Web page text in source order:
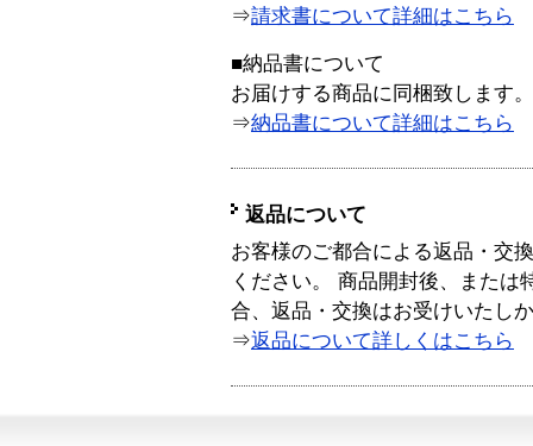
⇒請求書について詳細はこちら
■納品書について
お届けする商品に同梱致します。
⇒納品書について詳細はこちら
返品について
お客様のご都合による返品・交
ください。 商品開封後、または
合、返品・交換はお受けいたし
⇒返品について詳しくはこちら